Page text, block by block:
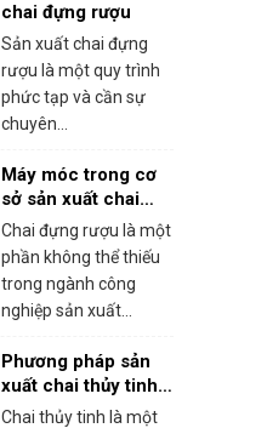
chai đựng rượu
Sản xuất chai đựng
rượu là một quy trình
phức tạp và cần sự
chuyên...
Máy móc trong cơ
sở sản xuất chai
đựng rượu
Chai đựng rượu là một
phần không thể thiếu
trong ngành công
nghiệp sản xuất...
Phương pháp sản
xuất chai thủy tinh
đựng rượu
Chai thủy tinh là một